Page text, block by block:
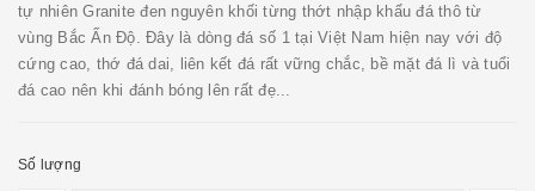
tự nhiên Granite đen nguyên khối từng thớt nhập khẩu đá thô từ
vùng Bắc Ấn Độ. Đây là dòng đá số 1 tại Việt Nam hiện nay với độ
cứng cao, thớ đá dai, liên kết đá rất vững chắc, bề mặt đá lì và tuổi
đá cao nên khi đánh bóng lên rất đẹ...
Số lượng